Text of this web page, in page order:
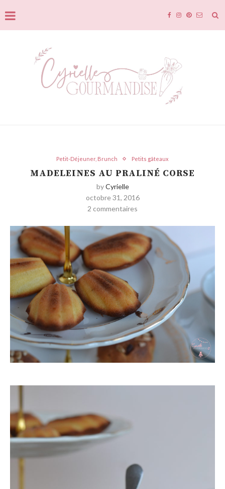
Petit-Déjeuner, Brunch Petits gâteaux
MADELEINES AU PRALINÉ CORSE
byCyrielle
octobre 31, 2016
2 commentaires